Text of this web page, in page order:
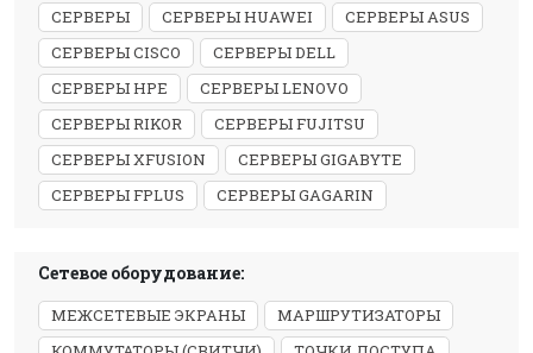
СЕРВЕРЫ СЕРВЕРЫ HUAWEI
СЕРВЕРЫ ASUS
СЕРВЕРЫ CISCO
СЕРВЕРЫ DELL
СЕРВЕРЫ HPE
СЕРВЕРЫ LENOVO
СЕРВЕРЫ RIKOR
СЕРВЕРЫ FUJITSU
СЕРВЕРЫ XFUSION
СЕРВЕРЫ GIGABYTE
СЕРВЕРЫ FPLUS
СЕРВЕРЫ GAGARIN
Сетевое оборудование:
МЕЖСЕТЕВЫЕ ЭКРАНЫ
МАРШРУТИЗАТОРЫ